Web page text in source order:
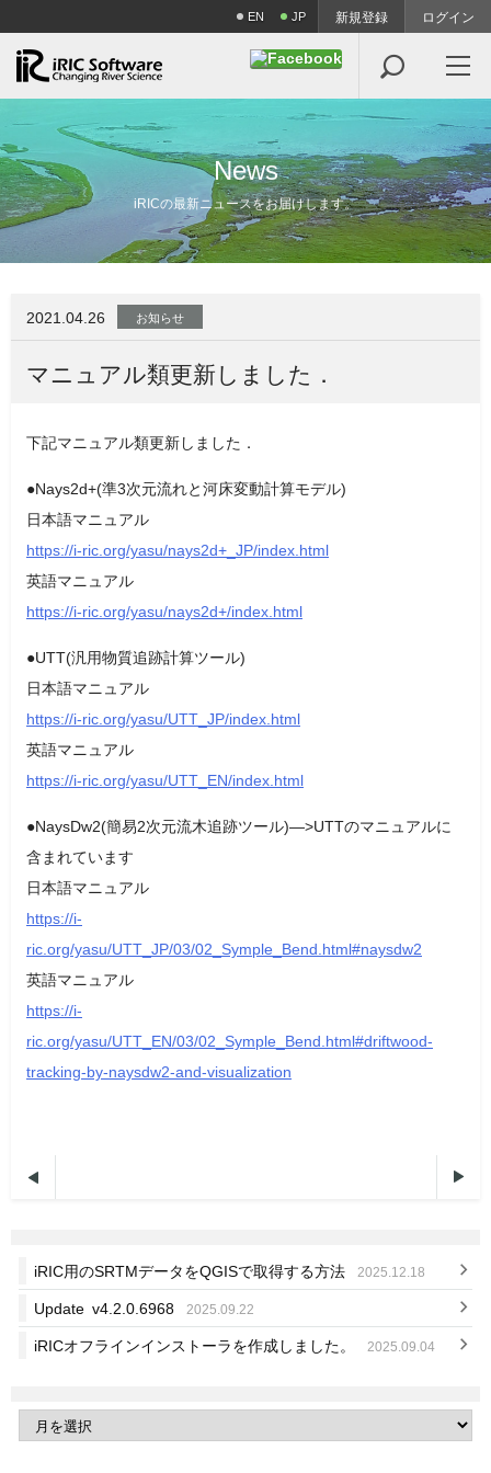
EN JP 新規登録 ログイン

News
iRICの最新ニュースをお届けします。
2021.04.26 お知らせ
マニュアル類更新しました．
下記マニュアル類更新しました．
●Nays2d+(準3次元流れと河床変動計算モデル)
日本語マニュアル
https://i-ric.org/yasu/nays2d+_JP/index.html
英語マニュアル
https://i-ric.org/yasu/nays2d+/index.html
●UTT(汎用物質追跡計算ツール)
日本語マニュアル
https://i-ric.org/yasu/UTT_JP/index.html
英語マニュアル
https://i-ric.org/yasu/UTT_EN/index.html
●NaysDw2(簡易2次元流木追跡ツール)—>UTTのマニュアルに
含まれています
日本語マニュアル
https://i-
ric.org/yasu/UTT_JP/03/02_Symple_Bend.html#naysdw2
英語マニュアル
https://i-
ric.org/yasu/UTT_EN/03/02_Symple_Bend.html#driftwood-
tracking-by-naysdw2-and-visualization
 
iRIC用のSRTMデータをQGISで取得する方法 2025.12.18
Update v4.2.0.6968 2025.09.22
iRICオフラインインストーラを作成しました。 2025.09.04